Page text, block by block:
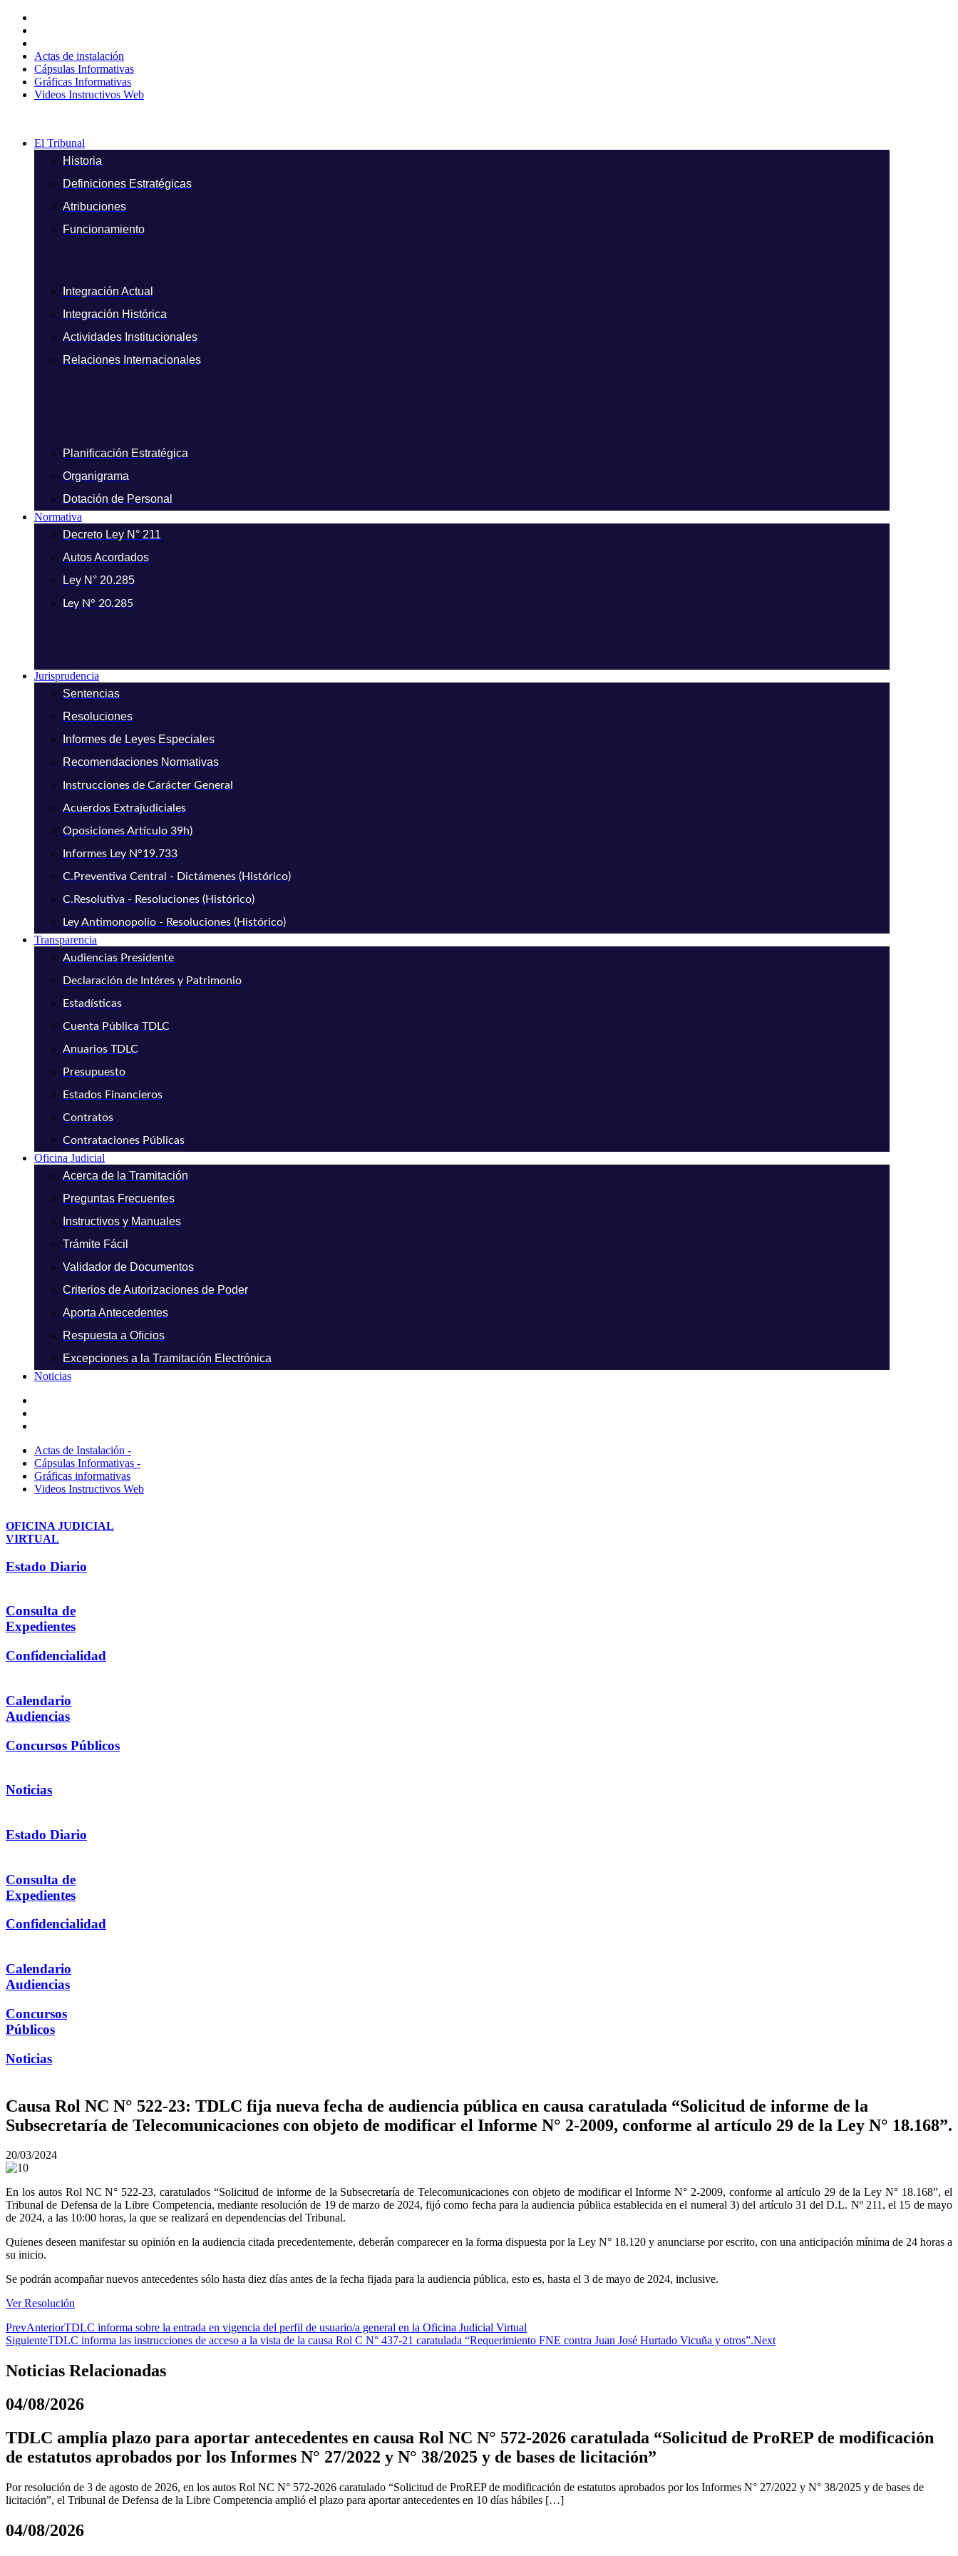
contenido
Actas de instalación
Cápsulas Informativas
Gráficas Informativas
Videos Instructivos Web
El Tribunal
Historia
Definiciones Estratégicas
Atribuciones
Funcionamiento
Integración Actual
Integración Histórica
Actividades Institucionales
Relaciones Internacionales
Planificación Estratégica
Organigrama
Dotación de Personal
Normativa
Decreto Ley N° 211
Autos Acordados
Ley N° 20.285
Ley N° 20.285
Jurisprudencia
Sentencias
Resoluciones
Informes de Leyes Especiales
Recomendaciones Normativas
Instrucciones de Carácter General
Acuerdos Extrajudiciales
Oposiciones Artículo 39h)
Informes Ley N°19.733
C.Preventiva Central - Dictámenes (Histórico)
C.Resolutiva - Resoluciones (Histórico)
Ley Antimonopolio - Resoluciones (Histórico)
Transparencia
Audiencias Presidente
Declaración de Intéres y Patrimonio
Estadísticas
Cuenta Pública TDLC
Anuarios TDLC
Presupuesto
Estados Financieros
Contratos
Contrataciones Públicas
Oficina Judicial
Acerca de la Tramitación
Preguntas Frecuentes
Instructivos y Manuales
Trámite Fácil
Validador de Documentos
Criterios de Autorizaciones de Poder
Aporta Antecedentes
Respuesta a Oficios
Excepciones a la Tramitación Electrónica
Noticias
Actas de Instalación -
Cápsulas Informativas -
Gráficas informativas
Videos Instructivos Web
OFICINA JUDICIAL
VIRTUAL
Estado Diario
Consulta de
Expedientes
Confidencialidad
Calendario
Audiencias
Concursos Públicos
Noticias
Estado Diario
Consulta de
Expedientes
Confidencialidad
Calendario
Audiencias
Concursos
Públicos
Noticias
Causa Rol NC N° 522-23: TDLC fija nueva fecha de audiencia pública en causa caratulada “Solicitud de informe de la
Subsecretaría de Telecomunicaciones con objeto de modificar el Informe N° 2-2009, conforme al artículo 29 de la Ley N° 18.168”.
20/03/2024
En los autos Rol NC N° 522-23, caratulados “Solicitud de informe de la Subsecretaría de Telecomunicaciones con objeto de modificar el Informe N° 2-2009, conforme al artículo 29 de la Ley N° 18.168”, el
Tribunal de Defensa de la Libre Competencia, mediante resolución de 19 de marzo de 2024, fijó como fecha para la audiencia pública establecida en el numeral 3) del artículo 31 del D.L. Nº 211, el 15 de mayo
de 2024, a las 10:00 horas, la que se realizará en dependencias del Tribunal.
Quienes deseen manifestar su opinión en la audiencia citada precedentemente, deberán comparecer en la forma dispuesta por la Ley N° 18.120 y anunciarse por escrito, con una anticipación mínima de 24 horas a
su inicio.
Se podrán acompañar nuevos antecedentes sólo hasta diez días antes de la fecha fijada para la audiencia pública, esto es, hasta el 3 de mayo de 2024, inclusive.
Ver Resolución
PrevAnteriorTDLC informa sobre la entrada en vigencia del perfil de usuario/a general en la Oficina Judicial Virtual
SiguienteTDLC informa las instrucciones de acceso a la vista de la causa Rol C N° 437-21 caratulada “Requerimiento FNE contra Juan José Hurtado Vicuña y otros”.Next
Noticias Relacionadas
04/08/2026
TDLC amplía plazo para aportar antecedentes en causa Rol NC N° 572-2026 caratulada “Solicitud de ProREP de modificación
de estatutos aprobados por los Informes N° 27/2022 y N° 38/2025 y de bases de licitación”
Por resolución de 3 de agosto de 2026, en los autos Rol NC N° 572-2026 caratulado “Solicitud de ProREP de modificación de estatutos aprobados por los Informes N° 27/2022 y N° 38/2025 y de bases de
licitación”, el Tribunal de Defensa de la Libre Competencia amplió el plazo para aportar antecedentes en 10 días hábiles […]
04/08/2026